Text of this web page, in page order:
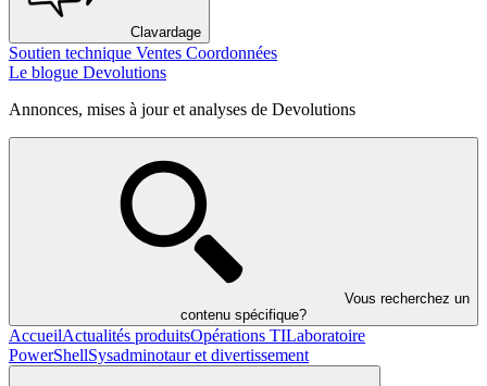
Clavardage
Soutien technique Ventes Coordonnées
Le blogue Devolutions
Annonces, mises à jour et analyses de Devolutions
Vous recherchez un
contenu spécifique?
AccueilActualités produitsOpérations TILaboratoire
PowerShellSysadminotaur et divertissement